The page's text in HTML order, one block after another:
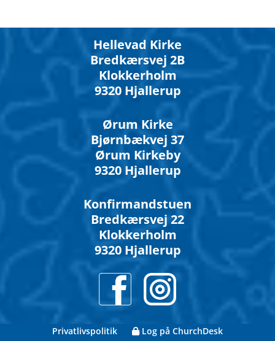
Hellevad Kirke
Bredkærsvej 2B
Klokkerholm
9320 Hjallerup
Ørum Kirke
Bjørnbækvej 37
Ørum Kirkeby
9320 Hjallerup
Konfirmandstuen
Bredkærsvej 22
Klokkerholm
9320 Hjallerup
Privatlivspolitik Log på ChurchDesk